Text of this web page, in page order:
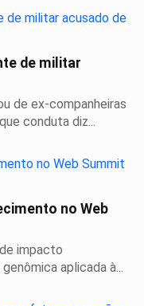
de militar
de ex-companheiras
conduta diz...
no Web
impacto
aplicada à...